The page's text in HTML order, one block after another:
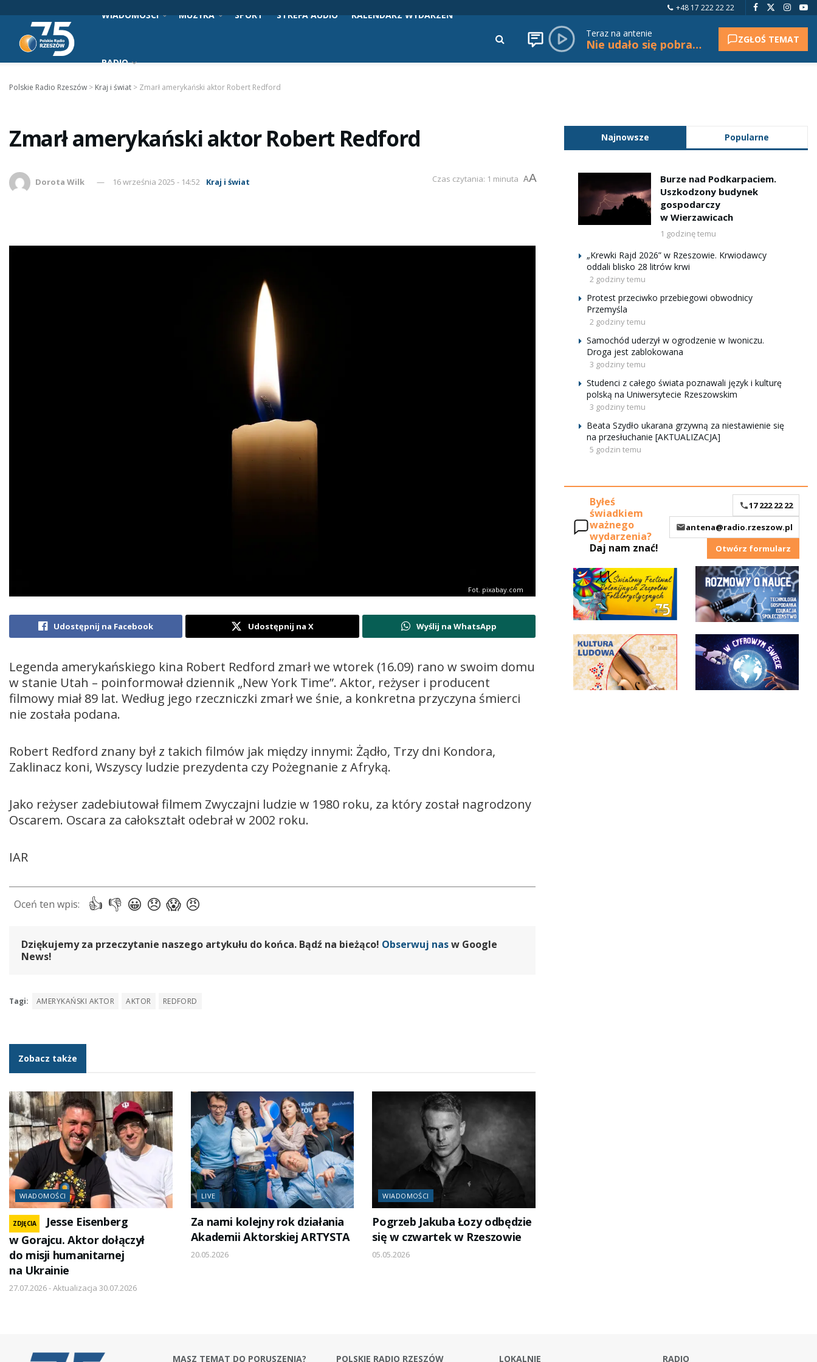
+48 17 222 22 22
WIADOMOŚCI MUZYKA SPORT STREFA AUDIO KALENDARZ WYDARZEŃ
RADIO
Teraz na antenie
Nie udało się pobrać tytułu. ZGŁOŚ TEMAT
Polskie Radio Rzeszów > Kraj i świat > Zmarł amerykański aktor Robert Redford
Zmarł amerykański aktor Robert Redford
Dorota Wilk 16 września 2025 - 14:52 Kraj i świat Czas czytania: 1 minuta AA
Fot. pixabay.com
Udostępnij na Facebook Udostępnij na X Wyślij na WhatsApp
Legenda amerykańskiego kina Robert Redford zmarł we wtorek (16.09) rano w swoim domu
w stanie Utah – poinformował dziennik „New York Time”. Aktor, reżyser i producent
filmowy miał 89 lat. Według jego rzeczniczki zmarł we śnie, a konkretna przyczyna śmierci
nie została podana.
Robert Redford znany był z takich filmów jak między innymi: Żądło, Trzy dni Kondora,
Zaklinacz koni, Wszyscy ludzie prezydenta czy Pożegnanie z Afryką.
Jako reżyser zadebiutował filmem Zwyczajni ludzie w 1980 roku, za który został nagrodzony
Oscarem. Oscara za całokształt odebrał w 2002 roku.
IAR
Dziękujemy za przeczytanie naszego artykułu do końca. Bądź na bieżąco! Obserwuj nasw Google
News!
Tagi: AMERYKAŃSKI AKTOR AKTOR REDFORD
Zobacz także
WIADOMOŚCI
ZDJĘCIA
Jesse Eisenberg
w Gorajcu. Aktor dołączył
do misji humanitarnej
na Ukrainie
27.07.2026 - Aktualizacja 30.07.2026
LIVE
Za nami kolejny rok działania
Akademii Aktorskiej ARTYSTA
20.05.2026
WIADOMOŚCI
Pogrzeb Jakuba Łozy odbędzie
się w czwartek w Rzeszowie
05.05.2026
Najnowsze Popularne
Burze nad Podkarpaciem.
Uszkodzony budynek
gospodarczy
w Wierzawicach
1 godzinę temu
„Krewki Rajd 2026” w Rzeszowie. Krwiodawcy
oddali blisko 28 litrów krwi
2 godziny temu
Protest przeciwko przebiegowi obwodnicy
Przemyśla
2 godziny temu
Samochód uderzył w ogrodzenie w Iwoniczu.
Droga jest zablokowana
3 godziny temu
Studenci z całego świata poznawali język i kulturę
polską na Uniwersytecie Rzeszowskim
3 godziny temu
Beata Szydło ukarana grzywną za niestawienie się
na przesłuchanie [AKTUALIZACJA]
5 godzin temu
Byłeś
świadkiem
ważnego
wydarzenia?
Daj nam znać!
17 222 22 22
antena@radio.rzeszow.pl
Otwórz formularz
MASZ TEMAT DO PORUSZENIA? POLSKIE RADIO RZESZÓW LOKALNIE RADIO